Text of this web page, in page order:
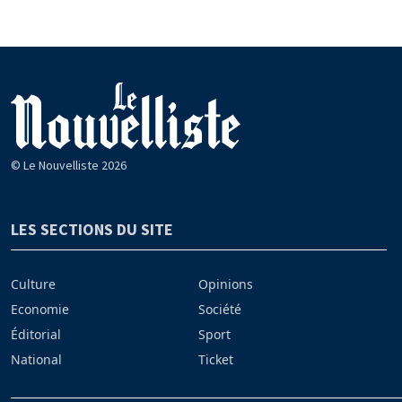
© Le Nouvelliste 2026
LES SECTIONS DU SITE
Culture
Economie
Éditorial
National
Opinions
Société
Sport
Ticket